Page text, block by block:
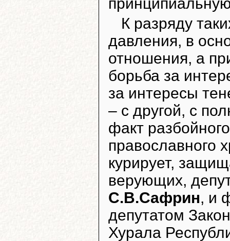
К разряду
давления, в
отношения, а
борьба за
за интересы
– с другой, с
факт
православного
курирует,
верующих,
С.В.Сафрин, и
депутатом
Хурала